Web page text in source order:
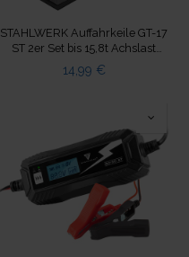
STAHLWERK Auffahrkeile GT-17
ST 2er Set bis 15,8t Achslast
Unterlegkeil Rundkeil
14,99 €